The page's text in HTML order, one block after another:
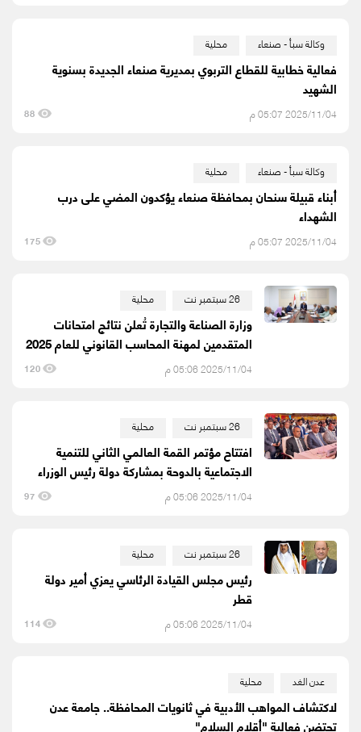
وكالة سبأ - صنعاء محلية
فعالية خطابية للقطاع التربوي بمديرية صنعاء الجديدة بسنوية
الشهيد
2025/11/04 05:07 م 88
وكالة سبأ - صنعاء محلية
أبناء قبيلة سنحان بمحافظة صنعاء يؤكدون المضي على درب
الشهداء
2025/11/04 05:07 م 175
26 سبتمبر نت محلية
وزارة الصناعة والتجارة تُعلن نتائج امتحانات
المتقدمين لمهنة المحاسب القانوني للعام 2025
2025/11/04 05:06 م 120
26 سبتمبر نت محلية
افتتاح مؤتمر القمة العالمي الثاني للتنمية
الاجتماعية بالدوحة بمشاركة دولة رئيس الوزراء
2025/11/04 05:06 م 97
26 سبتمبر نت محلية
رئيس مجلس القيادة الرئاسي يعزي أمير دولة
قطر
2025/11/04 05:06 م 114
عدن الغد محلية
لاكتشاف المواهب الأدبية في ثانويات المحافظة.. جامعة عدن
تحتضن فعالية "أقلام السلام"